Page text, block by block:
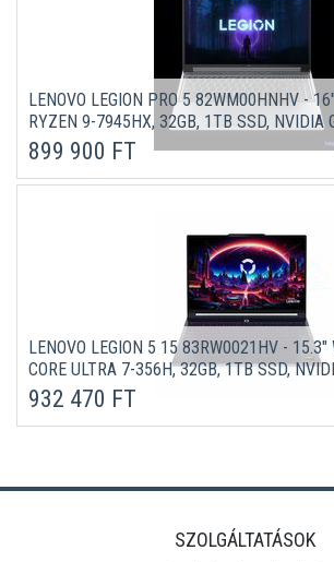
LENOVO LEGION PRO 5 82WM00HNHV -
RYZEN 9-7945HX, 32GB, 1TB SSD, NVIDIA
4070 8GB, MICROSOFT WINDOWS 11 HOME
LAPTOP 3 ÉV GARANCIÁVAL
899 900 FT
LENOVO LEGION 5 15 83RW0021HV - 15.3"
CORE ULTRA 7-356H, 32GB, 1TB SSD,
5050 8GB, MICROSOFT WINDOWS 11 HOME
LAPTOP 3 ÉV GARANCIÁVAL
932 470 FT
SZOLGÁLTATÁSOK